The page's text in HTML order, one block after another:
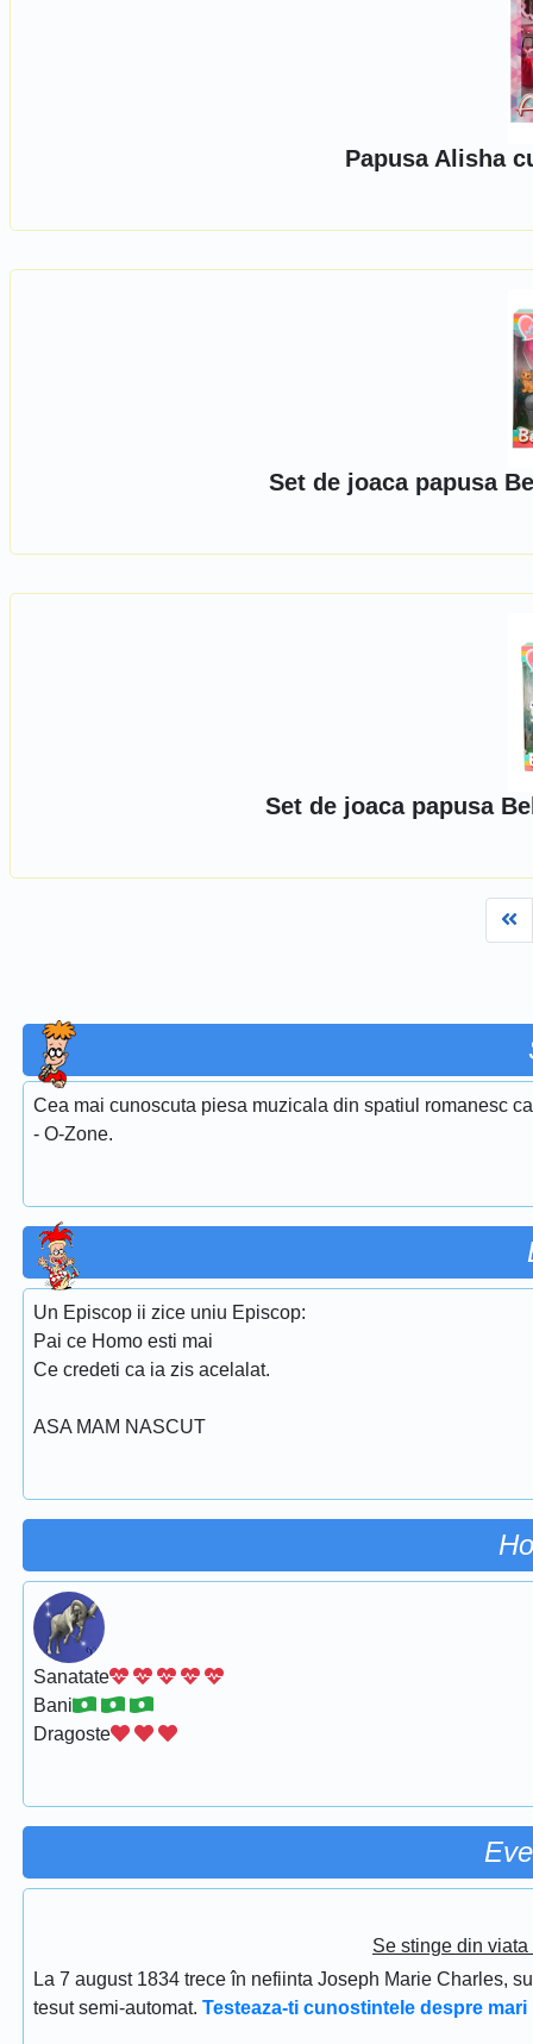
Papusa Alisha
Set de joaca papusa
Set de joaca papusa
Cea mai cunoscuta piesa muzicala din spatiul romanesc
- O-Zone.
Un Episcop ii zice uniu Episcop:
Pai ce Homo esti mai
Ce credeti ca ia zis acelalat.
ASA MAM NASCUT
Sanatate
Bani
Dragoste
Se stinge din
La 7 august 1834 trece în nefiinta Joseph Marie Charles,
tesut semi-automat. Testeaza-ti cunostintele despre